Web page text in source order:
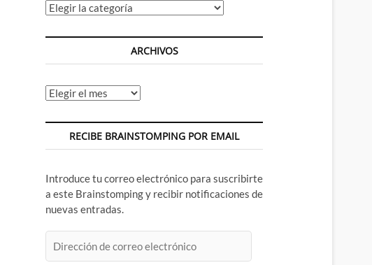
Categorías
ARCHIVOS
Archivos
RECIBE BRAINSTOMPING POR EMAIL
Introduce tu correo electrónico para suscribirte
a este Brainstomping y recibir notificaciones de
nuevas entradas.
de